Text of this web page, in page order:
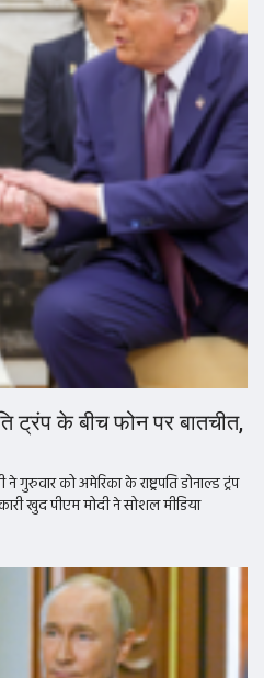
ट्रंप के बीच फोन पर बातचीत,
गुरुवार को अमेरिका के राष्ट्रपति डोनाल्ड ट्रंप
खुद पीएम मोदी ने सोशल मीडिया